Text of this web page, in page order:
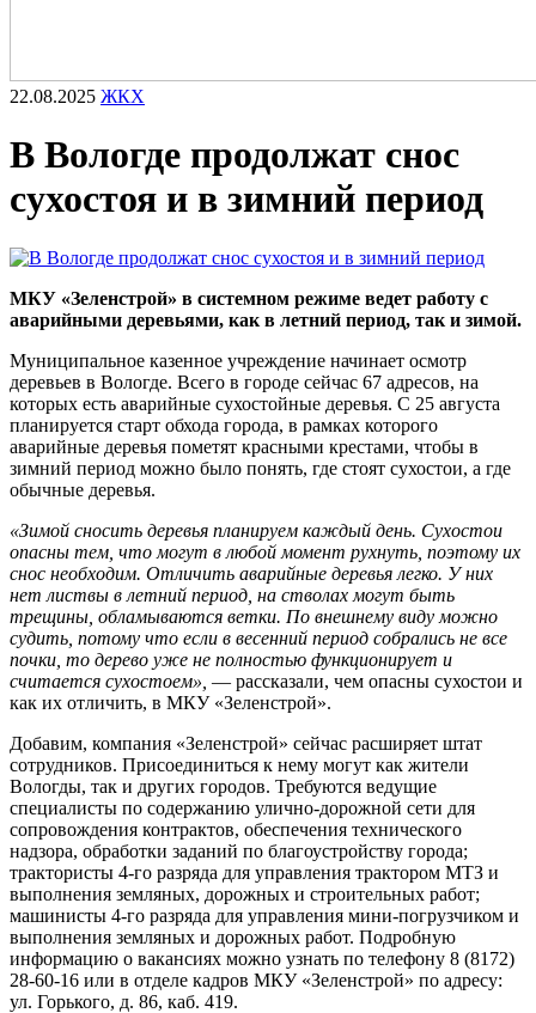
22.08.2025 ЖКХ
В Вологде продолжат снос
сухостоя и в зимний период
МКУ «Зеленстрой» в системном режиме ведет работу с
аварийными деревьями, как в летний период, так и зимой.
Муниципальное казенное учреждение начинает осмотр
деревьев в Вологде. Всего в городе сейчас 67 адресов, на
которых есть аварийные сухостойные деревья. С 25 августа
планируется старт обхода города, в рамках которого
аварийные деревья пометят красными крестами, чтобы в
зимний период можно было понять, где стоят сухостои, а где
обычные деревья.
«Зимой сносить деревья планируем каждый день. Сухостои
опасны тем, что могут в любой момент рухнуть, поэтому их
снос необходим. Отличить аварийные деревья легко. У них
нет листвы в летний период, на стволах могут быть
трещины, обламываются ветки. По внешнему виду можно
судить, потому что если в весенний период собрались не все
почки, то дерево уже не полностью функционирует и
считается сухостоем», — рассказали, чем опасны сухостои и
как их отличить, в МКУ «Зеленстрой».
Добавим, компания «Зеленстрой» сейчас расширяет штат
сотрудников. Присоединиться к нему могут как жители
Вологды, так и других городов. Требуются ведущие
специалисты по содержанию улично-дорожной сети для
сопровождения контрактов, обеспечения технического
надзора, обработки заданий по благоустройству города;
трактористы 4-го разряда для управления трактором МТЗ и
выполнения земляных, дорожных и строительных работ;
машинисты 4-го разряда для управления мини-погрузчиком и
выполнения земляных и дорожных работ. Подробную
информацию о вакансиях можно узнать по телефону 8 (8172)
28-60-16 или в отделе кадров МКУ «Зеленстрой» по адресу:
ул. Горького, д. 86, каб. 419.